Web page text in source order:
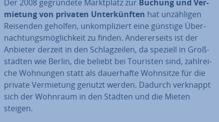
Der 2008 ge­grün­de­te Markt­platz zur Buchung und Ver­
mie­tungvon privaten Un­ter­künf­ten hat un­zäh­li­gen
Reisenden geholfen, un­kom­pli­ziert eine günstige Über­
nach­tungs­mög­lich­keit zu finden. An­de­rer­seits ist der
Anbieter derzeit in den Schlag­zei­len, da speziell in Groß­
städ­ten wie Berlin, die beliebt bei Touristen sind, zahl­rei­
che Wohnungen statt als dau­er­haf­te Wohnsitze für die
private Ver­mie­tung genutzt werden. Dadurch verknappt
sich der Wohnraum in den Städten und die Mieten
steigen.